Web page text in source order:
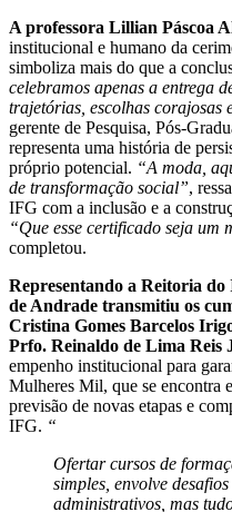
A professora Lillian Páscoa
institucional e humano da
simboliza mais do que a
celebramos apenas a entrega
trajetórias, escolhas corajosas
gerente de Pesquisa, Pós-
representa uma história de
próprio potencial. “A moda,
de transformação social”,
IFG com a inclusão e a
“Que esse certificado seja um
completou.
Representando a Reitoria
de Andrade transmitiu os
Cristina Gomes Barcelos
Prfo. Reinaldo de Lima Reis
empenho institucional para
Mulheres Mil, que se encontra
previsão de novas etapas e
IFG. “
Ofertar cursos de
simples, envolve
administrativos, mas